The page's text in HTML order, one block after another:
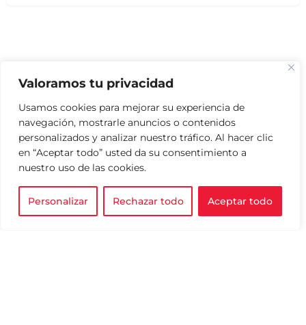
Valoramos tu privacidad
Usamos cookies para mejorar su experiencia de
navegación, mostrarle anuncios o contenidos
personalizados y analizar nuestro tráfico. Al hacer clic
en “Aceptar todo” usted da su consentimiento a
nuestro uso de las cookies.
Personalizar Rechazar todo Aceptar todo